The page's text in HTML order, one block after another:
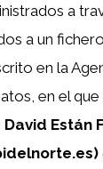
a
a un
en la
en el
David Están